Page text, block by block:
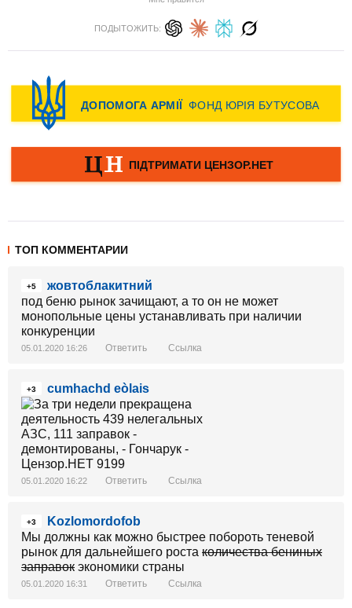
ПОДЫТОЖИТЬ:
ТОП КОММЕНТАРИИ
+5
жовтоблакитний
под беню рынок зачищают, а то он не может
монопольные цены устанавливать при наличии
конкуренции
05.01.2020 16:26 Ответить Ссылка
+3 cumhachd eòlais
05.01.2020 16:22 Ответить Ссылка
+3
Kozlomordofob
Мы должны как можно быстрее побороть теневой
рынок для дальнейшего роста количества бениных
заправок экономики страны
05.01.2020 16:31 Ответить Ссылка